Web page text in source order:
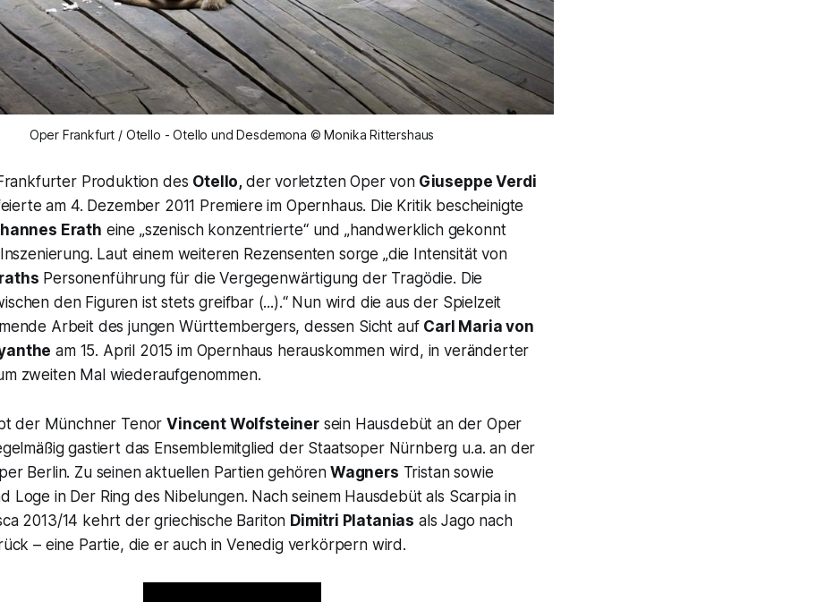
Oper Frankfurt / Otello - Otello und Desdemona © Monika Rittershaus
Produktion des Otello, der vorletzten Oper vonGiuseppe Verdi
am 4. Dezember 2011 Premiere im Opernhaus. Die Kritik bescheinigte
Erath eine „szenisch konzentrierte“ und „handwerklich gekonnt
Inszenierung. Laut einem weiteren Rezensenten sorge „die Intensität von
Personenführung für die Vergegenwärtigung der Tragödie. Die
den Figuren ist stets greifbar (...).“ Nun wird die aus der Spielzeit
Arbeit des jungen Württembergers, dessen Sicht auf Carl Maria von
am 15. April 2015 im Opernhaus herauskommen wird, in veränderter
zweiten Mal wiederaufgenommen.
der Münchner TenorVincent Wolfsteinersein Hausdebüt an der Oper
gastiert das Ensemblemitglied der Staatsoper Nürnberg u.a. an der
Berlin. Zu seinen aktuellen Partien gehören Wagners Tristansowie
Loge in Der Ring des Nibelungen. Nach seinem Hausdebüt als Scarpiain
2013/14 kehrt der griechische Bariton Dimitri Platanias als Jago nach
– eine Partie, die er auch in Venedig verkörpern wird.